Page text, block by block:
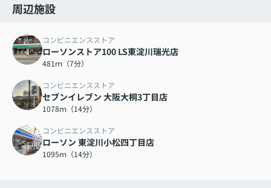
周辺施設
コンビニエンスストア
ローソンストア100 LS東淀川瑞光店
481ｍ（7分）
コンビニエンスストア
セブンイレブン 大阪大桐3丁目店
1078ｍ（14分）
コンビニエンスストア
ローソン 東淀川小松四丁目店
1095ｍ（14分）